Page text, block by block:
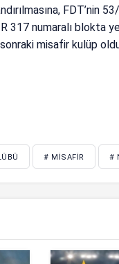
FDT’nin
317 numaralı blokta
misafir kulüp
# MISAFIR #